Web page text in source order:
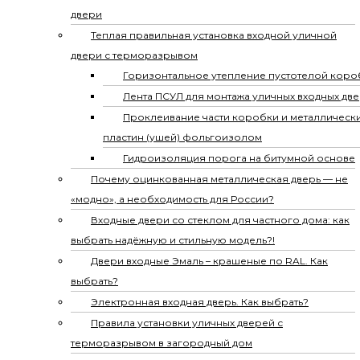
двери
Теплая правильная установка входной уличной
двери с терморазрывом
Горизонтальное утепление пустотелой
Лента ПСУЛ для монтажа уличных входных
Проклеивание части коробки и
пластин (ушей) фольгоизолом
Гидроизоляция порога на битумной основе
Почему оцинкованная металлическая дверь — не
«модно», а необходимость для России?
Входные двери со стеклом для частного дома: как
выбрать надёжную и стильную модель?!
Двери входные Эмаль – крашеные по RAL. Как
выбрать?
Электронная входная дверь. Как выбрать?
Правила установки уличных дверей с
терморазрывом в загородный дом